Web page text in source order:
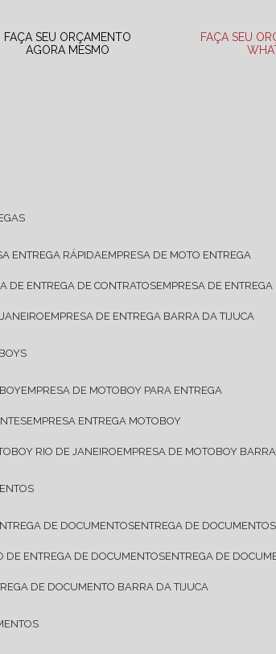
FAÇA SEU ORÇAMENTO
AGORA MESMO
FAÇA SEU
ENTREGA RÁPIDA EMPRESA DE MOTO ENTREGA
DE ENTREGA DE CONTRATOS EMPRESA DE
EMPRESA DE ENTREGA BARRA DA TIJUCA
EMPRESA DE MOTOBOY PARA ENTREGA
EMPRESA ENTREGA MOTOBOY
RIO DE JANEIRO EMPRESA DE MOTOBOY
DE DOCUMENTOS ENTREGA DE
DE ENTREGA DE DOCUMENTOS ENTREGA DE
DE DOCUMENTO BARRA DA TIJUCA